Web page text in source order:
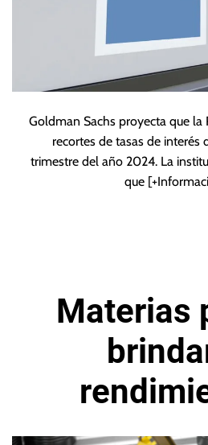
Goldman Sachs proyecta que la
recortes de tasas de interés
trimestre del año 2024. La
que
Materias
positivos